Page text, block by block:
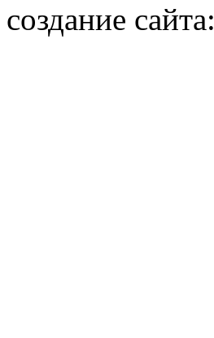
создание сайта: